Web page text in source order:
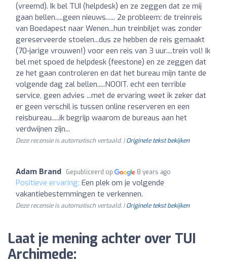
(vreemd). Ik bel TUI (helpdesk) en ze zeggen dat ze mij
gaan bellen.....geen nieuws...... 2e probleem: de treinreis
van Boedapest naar Wenen...hun treinbiljet was zonder
gereserveerde stoelen...dus ze hebben de reis gemaakt
(70-jarige vrouwen!) voor een reis van 3 uur....trein vol! Ik
bel met spoed de helpdesk (feestone) en ze zeggen dat
ze het gaan controleren en dat het bureau mijn tante de
volgende dag zal bellen.....NOOIT. echt een terrible
service, geen advies ...met de ervaring weet ik zeker dat
er geen verschil is tussen online reserveren en een
reisbureau.....ik begrijp waarom de bureaus aan het
verdwijnen zijn...
Deze recensie is automatisch vertaald. |Originele tekst bekijken
Adam Brand Gepubliceerd op 8 years ago
Positieve ervaring: Een plek om je volgende
vakantiebestemmingen te verkennen.
Deze recensie is automatisch vertaald. |Originele tekst bekijken
Laat je mening achter over TUI
Archimede: